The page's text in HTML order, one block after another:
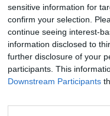
sensitive information for
confirm your selection.
continue seeing interest-
information disclosed to
further disclosure of your
participants. This
Downstream Participants